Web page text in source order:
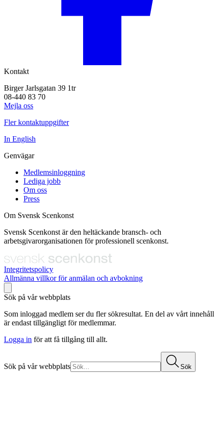
Kontakt
Birger Jarlsgatan 39 1tr
08-440 83 70
Mejla oss
Fler kontaktuppgifter
In English
Genvägar
Medlemsinloggning
Lediga jobb
Om oss
Press
Om Svensk Scenkonst
Svensk Scenkonst är den heltäckande bransch- och
arbetsgivarorganisationen för professionell scenkonst.
Integritetspolicy
Allmänna villkor för anmälan och avbokning
Sök på vår webbplats
Som inloggad medlem ser du fler sökresultat. En del av vårt innehåll
är endast tillgängligt för medlemmar.
Logga in för att få tillgång till allt.
Sök på vår webbplats Sök